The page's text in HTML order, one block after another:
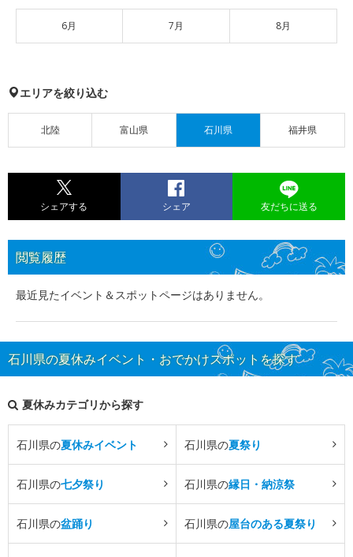
6月 7月 8月
エリアを絞り込む
北陸 富山県 石川県 福井県
シェアする シェア 友だちに送る
閲覧履歴
最近見たイベント＆スポットページはありません。
石川県の夏休みイベント・おでかけスポットを探す
夏休みカテゴリから探す
石川県の夏休みイベント 石川県の夏祭り
石川県の七夕祭り 石川県の縁日・納涼祭
石川県の盆踊り 石川県の屋台のある夏祭り